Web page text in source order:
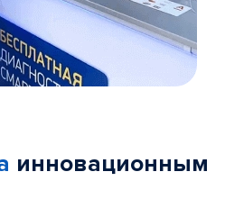
инновационным